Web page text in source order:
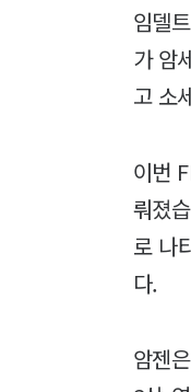
임델
가 암
고 소
이번
뤄졌
로 나
다.
암젠